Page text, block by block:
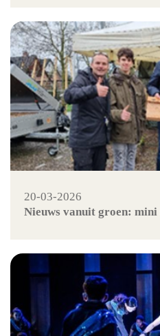
20-03-2026
Nieuws vanuit groen: